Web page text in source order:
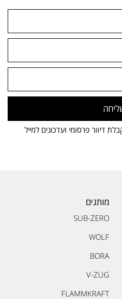
דיוור פרסומי ועדכונים למייל
מותגים
SUB-ZERO
WOLF
BORA
V-ZUG
FLAMMKRAFT